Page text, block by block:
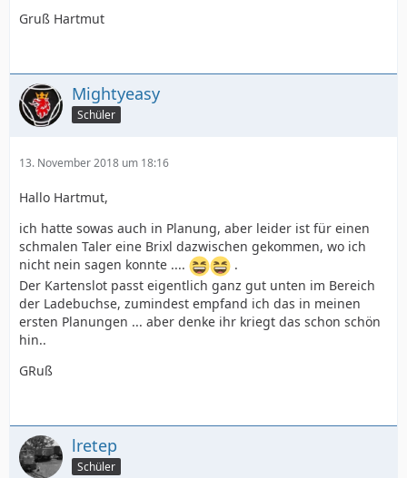
Gruß Hartmut
Mightyeasy
Schüler
13. November 2018 um 18:16
Hallo Hartmut,
ich hatte sowas auch in Planung, aber leider ist für einen
schmalen Taler eine Brixl dazwischen gekommen, wo ich
nicht nein sagen konnte ....
.
Der Kartenslot passt eigentlich ganz gut unten im Bereich
der Ladebuchse, zumindest empfand ich das in meinen
ersten Planungen ... aber denke ihr kriegt das schon schön
hin..
GRuß
lretep
Schüler